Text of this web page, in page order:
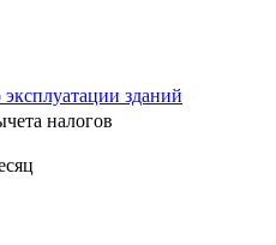
зданий
налогов